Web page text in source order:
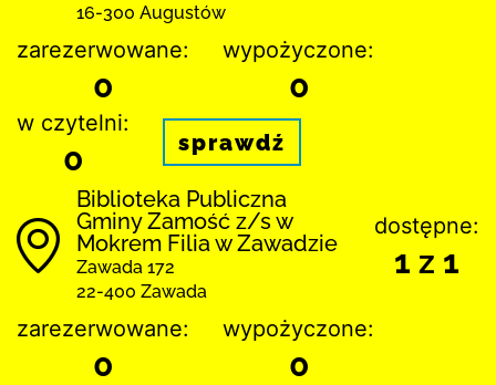
16-300 Augustów
zarezerwowane:
0
wypożyczone:
0
w czytelni:
0 sprawdź
Biblio­teka Publiczna
Gminy Zamość z/s w
Mokrem Filia w Zawadzie
Zawada 172
22-400 Zawada
dostępne:
1 z 1
zarezerwowane:
0
wypożyczone:
0